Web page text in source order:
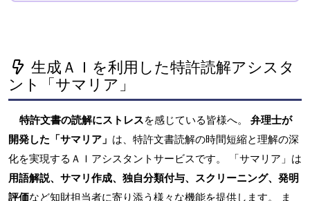
生成ＡＩを利用した特許読解アシスタ
ント「サマリア」
特許文書の読解にストレスを感じている皆様へ。 弁理士が
開発した「サマリア」 は、特許文書読解の時間短縮と理解の深
化を実現するＡＩアシスタントサービスです。 「サマリア」は
用語解説、サマリ作成、独自分類付与、スクリーニング、発明
評価など知財担当者に寄り添う様々な機能を提供します。 ま